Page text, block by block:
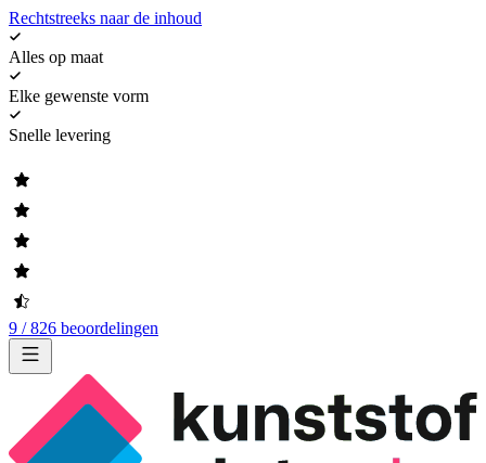
Rechtstreeks naar de inhoud
Alles op maat
Elke gewenste vorm
Snelle levering
9 / 826 beoordelingen